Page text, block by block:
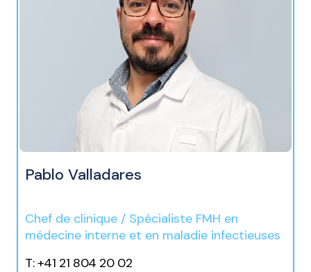
Pablo Valladares
Chef de clinique / Spécialiste FMH en
médecine interne et en maladie infectieuses
T: +41 21 804 20 02